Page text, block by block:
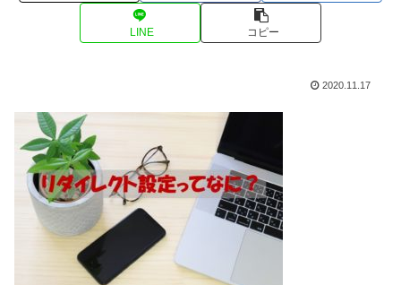
LINE コピー
2020.11.17